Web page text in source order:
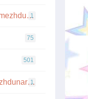
Масс-медийные, mezhdunarodnye
1
75
501
Молодежные, mezhdunarodnye
1